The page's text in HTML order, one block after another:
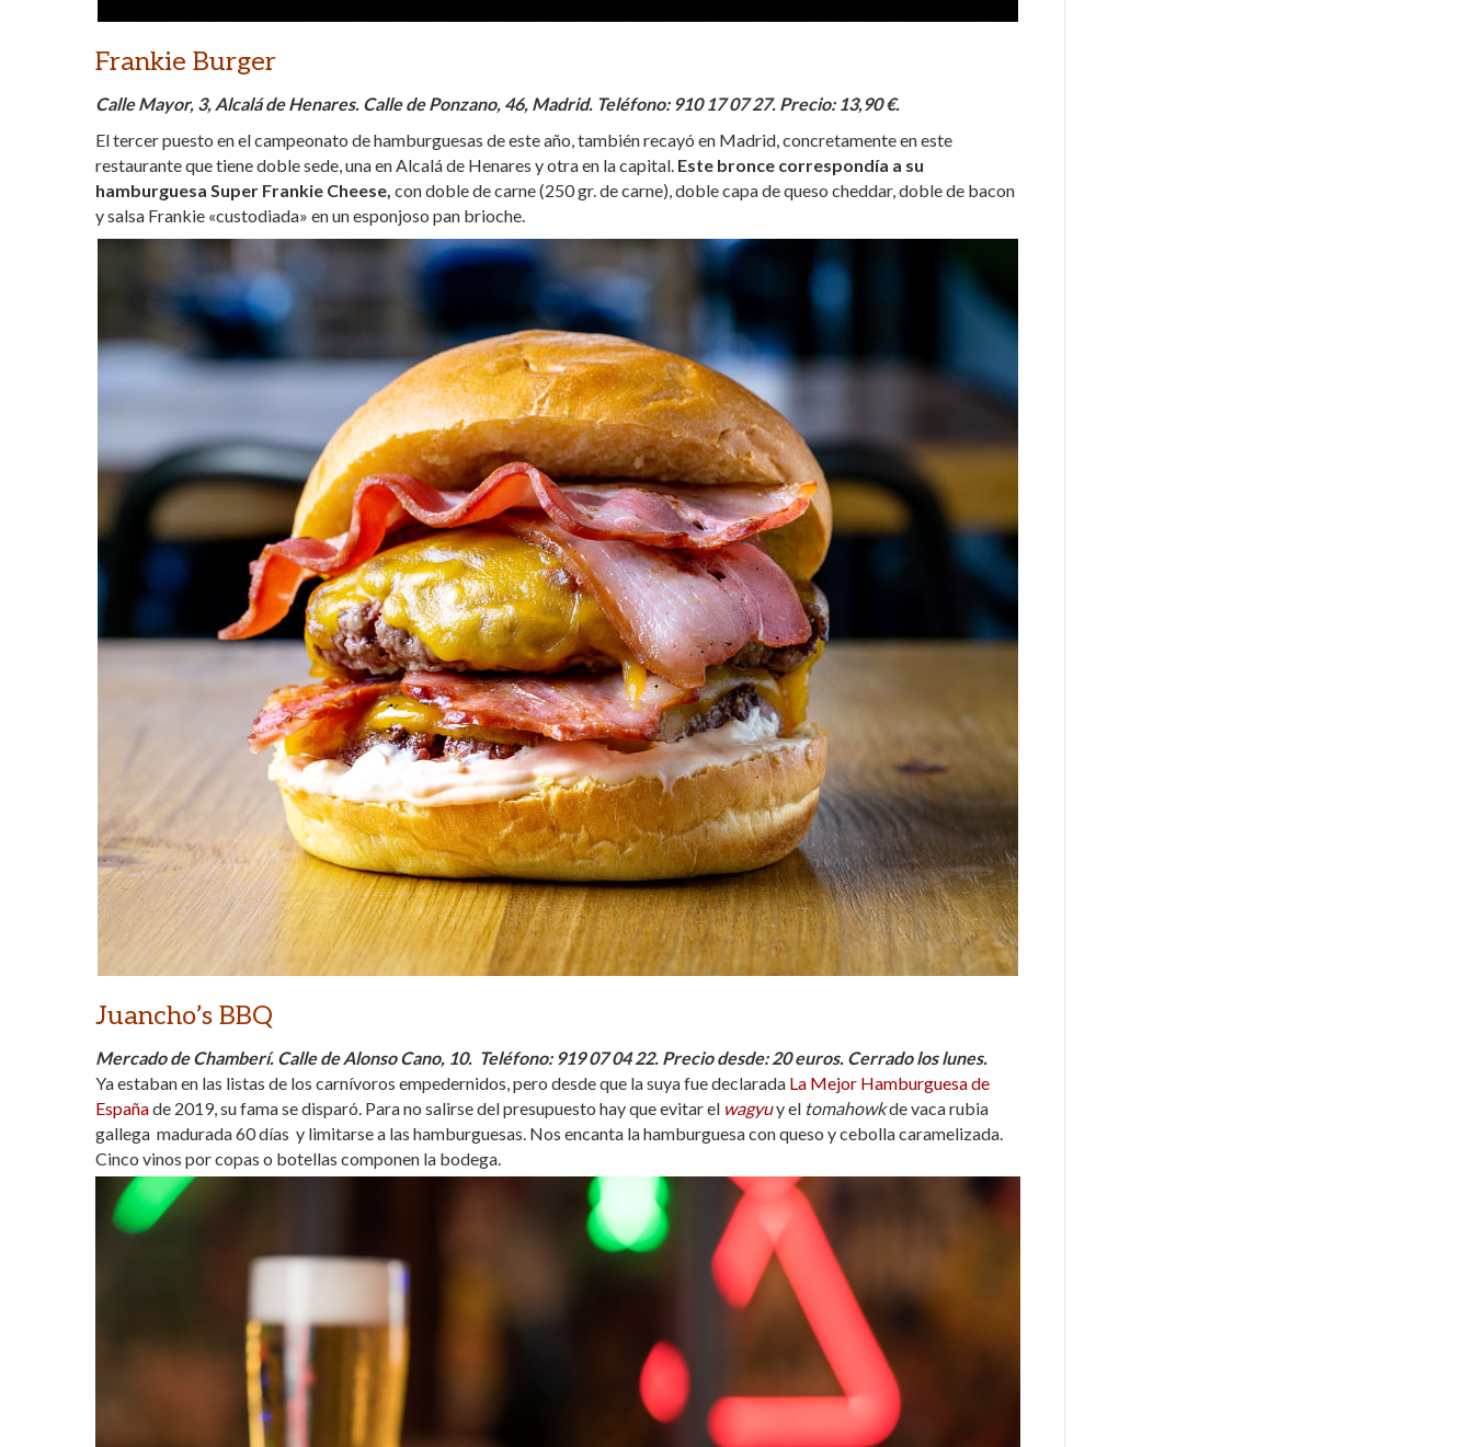
Frankie Burger
Calle Mayor, 3, Alcalá de Henares. Calle de Ponzano, 46, Madrid. Teléfono: 910 17 07 27. Precio: 13,90 €.
El tercer puesto en el campeonato de hamburguesas de este año, también recayó en Madrid, concretamente en este
restaurante que tiene doble sede, una en Alcalá de Henares y otra en la capital. Este bronce correspondía a su
hamburguesa Super Frankie Cheese, con doble de carne (250 gr. de carne), doble capa de queso cheddar, doble de bacon
y salsa Frankie «custodiada» en un esponjoso pan brioche.
Juancho’s BBQ
Mercado de Chamberí. Calle de Alonso Cano, 10. Teléfono: 919 07 04 22. Precio desde: 20 euros. Cerrado los lunes.
Ya estaban en las listas de los carnívoros empedernidos, pero desde que la suya fue declarada La Mejor Hamburguesa de
Españade 2019, su fama se disparó. Para no salirse del presupuesto hay que evitar el wagyuy el tomahowkde vaca rubia
gallega madurada 60 días y limitarse a las hamburguesas. Nos encanta la hamburguesa con queso y cebolla caramelizada.
Cinco vinos por copas o botellas componen la bodega.